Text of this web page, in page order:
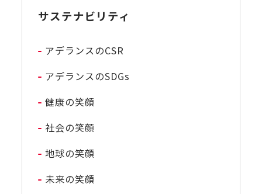
サステナビリティ
アデランスのCSR
アデランスのSDGs
健康の笑顔
社会の笑顔
地球の笑顔
未来の笑顔